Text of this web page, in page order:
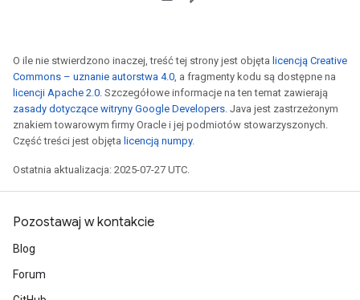
O ile nie stwierdzono inaczej, treść tej strony jest objęta licencją Creative
Commons – uznanie autorstwa 4.0, a fragmenty kodu są dostępne na
licencji Apache 2.0. Szczegółowe informacje na ten temat zawierają
zasady dotyczące witryny Google Developers. Java jest zastrzeżonym
znakiem towarowym firmy Oracle i jej podmiotów stowarzyszonych.
Część treści jest objęta licencją numpy.
Ostatnia aktualizacja: 2025-07-27 UTC.
Pozostawaj w kontakcie
Blog
Forum